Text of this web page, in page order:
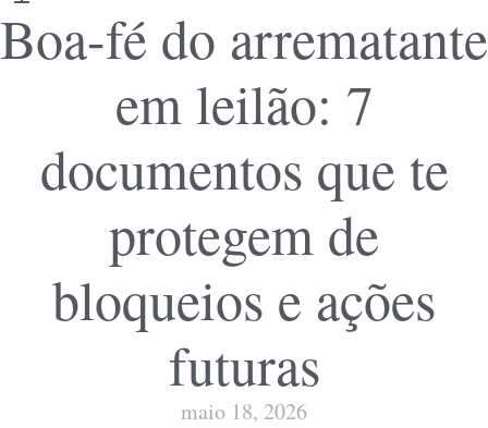
Boa-fé do arrematante
em leilão: 7
documentos que te
protegem de
bloqueios e ações
futuras
maio 18, 2026